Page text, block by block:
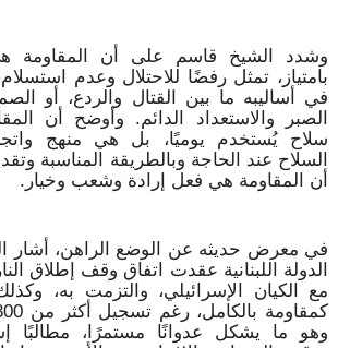
وشدد الشيخ قاسم على أن المقاومة
بامتياز، تمثل رفضًا للاحتلال وعدم
في أساليبه ما بين القتال والردع، أو
الصبر والاستعداد الدائم. وأوضح أن
سلاح يُستخدم يوميًا، بل هي منهج
السلاح عند الحاجة وبالطريقة المناسبة
أن المقاومة هي فعل إرادة وشعب وخيار.
في معرض حديثه عن الوضع الراهن، أشار
الدولة اللبنانية عقدت اتفاق وقف إطلاق
مع الكيان الإسرائيلي، والتزمت به،
وهو ما يشكل عدوانًا مستمرًا، مطالبًا